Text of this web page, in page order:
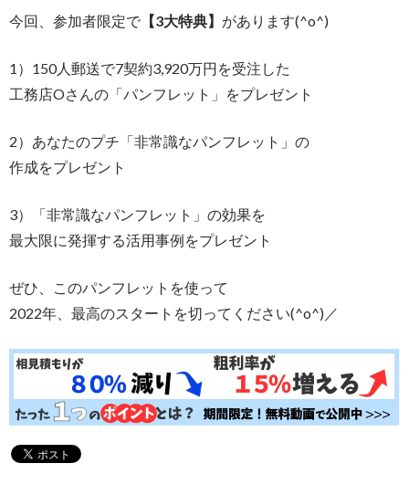
今回、参加者限定で 【3大特典】 があります(^o^)
1）150人郵送で7契約3,920万円を受注した
工務店Oさんの「パンフレット」をプレゼント
2）あなたのプチ「非常識なパンフレット」の
作成をプレゼント
3）「非常識なパンフレット」の効果を
最大限に発揮する活用事例をプレゼント
ぜひ、このパンフレットを使って
2022年、最高のスタートを切ってください(^o^)／